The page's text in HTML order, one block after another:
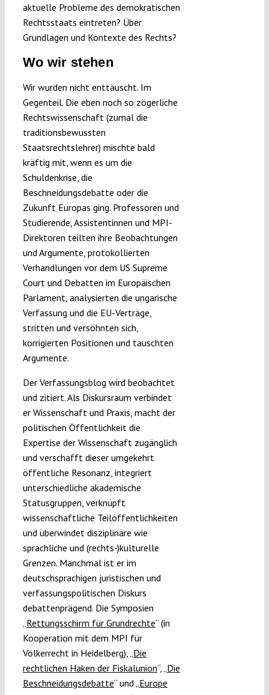
aktuelle Probleme des demokratischen
Rechtsstaats eintreten? Über
Grundlagen und Kontexte des Rechts?
Wo wir stehen
Wir wurden nicht enttäuscht. Im
Gegenteil. Die eben noch so zögerliche
Rechtswissenschaft (zumal die
traditionsbewussten
Staatsrechtslehrer) mischte bald
kräftig mit, wenn es um die
Schuldenkrise, die
Beschneidungsdebatte oder die
Zukunft Europas ging. Professoren und
Studierende, Assistentinnen und MPI-
Direktoren teilten ihre Beobachtungen
und Argumente, protokollierten
Verhandlungen vor dem US Supreme
Court und Debatten im Europäischen
Parlament, analysierten die ungarische
Verfassung und die EU-Verträge,
stritten und versöhnten sich,
korrigierten Positionen und tauschten
Argumente.
Der Verfassungsblog wird beobachtet
und zitiert. Als Diskursraum verbindet
er Wissenschaft und Praxis, macht der
politischen Öffentlichkeit die
Expertise der Wissenschaft zugänglich
und verschafft dieser umgekehrt
öffentliche Resonanz, integriert
unterschiedliche akademische
Statusgruppen, verknüpft
wissenschaftliche Teilöffentlichkeiten
und überwindet disziplinäre wie
sprachliche und (rechts-)kulturelle
Grenzen. Manchmal ist er im
deutschsprachigen juristischen und
verfassungspolitischen Diskurs
debattenprägend. Die Symposien
Rettungsschirm für Grundrechte“ (in
Kooperation mit dem MPI für
Völkerrecht in Heidelberg), „ Die
rechtlichen Haken der Fiskalunion“, „ Die
Beschneidungsdebatte“ und „ Europe